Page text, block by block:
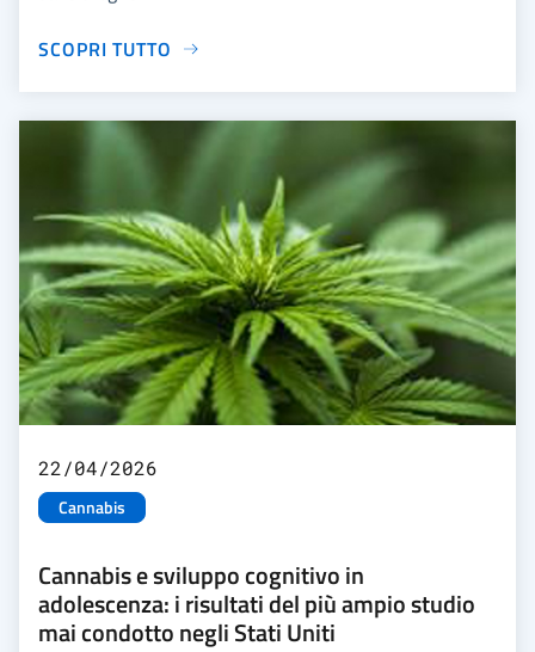
SCOPRI TUTTO
Cannabis
22/04/2026
Cannabis e sviluppo cognitivo in
adolescenza: i risultati del più ampio studio
mai condotto negli Stati Uniti